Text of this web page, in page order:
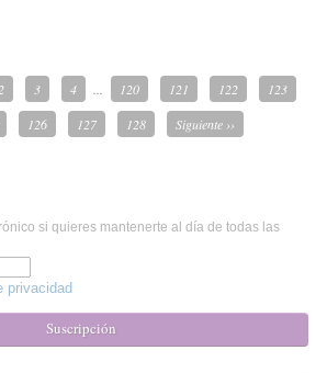
2 3 4 120 121 122
123
126 127 128 Siguiente ››
si quieres mantenerte al día de todas las
privacidad
Suscripción